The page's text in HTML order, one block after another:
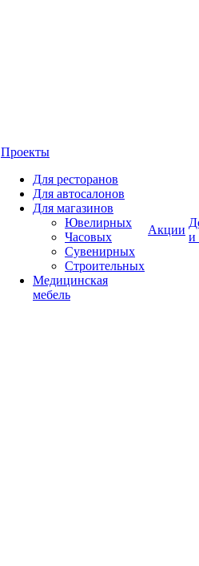
Проекты
Для ресторанов
Для автосалонов
Для магазинов
Ювелирных
Часовых
Сувенирных
Строительных
Медицинская
мебель
Акции
и